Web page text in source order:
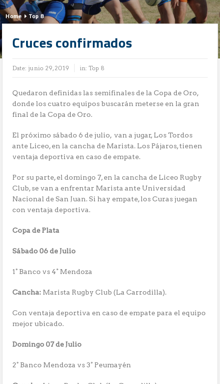
Home Top 8
Cruces confirmados
Date: junio 29, 2019 in: Top 8
Quedaron definidas las semifinales de la Copa de Oro,
donde los cuatro equipos buscarán meterse en la gran
final de la Copa de Oro.
El próximo sábado 6 de julio, van a jugar, Los Tordos
ante Liceo, en la cancha de Marista. Los Pájaros, tienen
ventaja deportiva en caso de empate.
Por su parte, el domingo 7, en la cancha de Liceo Rugby
Club, se van a enfrentar Marista ante Universidad
Nacional de San Juan. Si hay empate, los Curas juegan
con ventaja deportiva.
Copa de Plata
Sábado 06 de Julio
1° Banco vs 4° Mendoza
Cancha: Marista Rugby Club (La Carrodilla).
Con ventaja deportiva en caso de empate para el equipo
mejor ubicado.
Domingo 07 de Julio
2° Banco Mendoza vs 3° Peumayén